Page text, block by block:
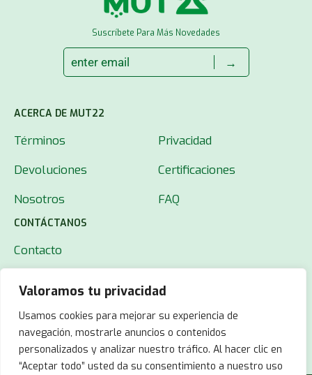
Valoramos tu privacidad
Usamos cookies para mejorar su experiencia de
navegación, mostrarle anuncios o contenidos
personalizados y analizar nuestro tráfico. Al hacer clic en
“Aceptar todo” usted da su consentimiento a nuestro uso
Suscríbete Para Más Novedades
→
ACERCA DE MUT22
Términos
Privacidad
Devoluciones
Certificaciones
Nosotros
FAQ
CONTÁCTANOS
Contacto